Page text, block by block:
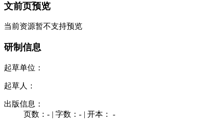
文前页预览
当前资源暂不支持预览
研制信息
起草单位：
起草人：
出版信息：
页数：- | 字数：- | 开本： -